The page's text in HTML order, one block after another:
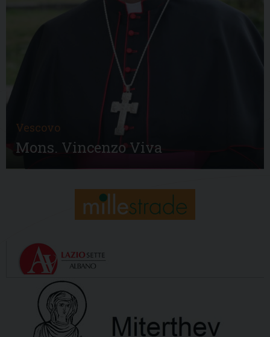
Vescovo
Mons. Vincenzo Viva